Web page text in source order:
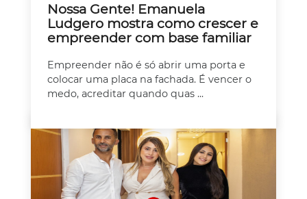
Nossa Gente! Emanuela
Ludgero mostra como crescer e
empreender com base familiar
Empreender não é só abrir uma porta e
colocar uma placa na fachada. É vencer o
medo, acreditar quando quas ...